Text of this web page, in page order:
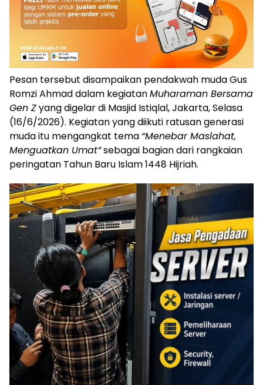
Pesan tersebut disampaikan pendakwah muda Gus
Romzi Ahmad dalam kegiatanMuharaman Bersama
Gen Zyang digelar di Masjid Istiqlal, Jakarta, Selasa
(16/6/2026). Kegiatan yang diikuti ratusan generasi
muda itu mengangkat tema “Menebar Maslahat,
Menguatkan Umat”sebagai bagian dari rangkaian
peringatan Tahun Baru Islam 1448 Hijriah.